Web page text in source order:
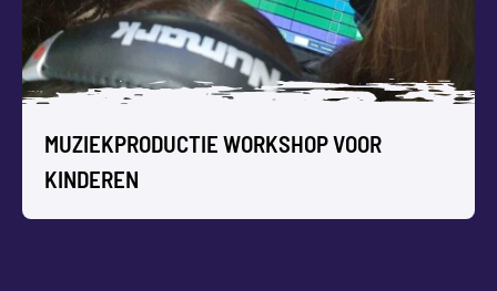
MUZIEKPRODUCTIE WORKSHOP VOOR
KINDEREN